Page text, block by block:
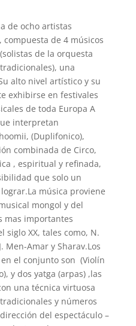
de ocho artistas
de 4 músicos
de la orquesta
una
alto nivel artístico y su
exhibirse en festivales
de toda Europa A
interpretan
(Duplifonico),
combinada de Circo,
, espiritual y refinada,
que solo un
música proviene
mongol y del
mas importantes
siglo XX, tales como, N.
Men-Amar y Sharav.Los
el conjunto son (Violín
y dos yatga (arpas) ,las
una técnica virtuosa
y números
del espectáculo –